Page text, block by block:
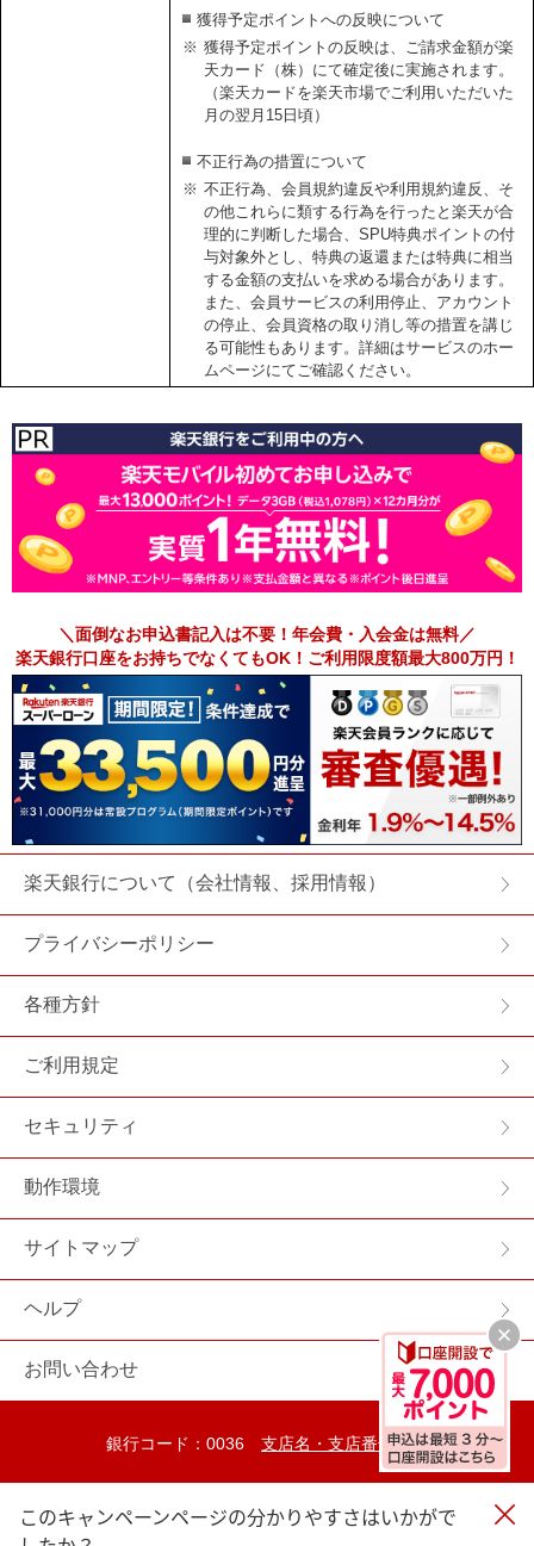
獲得予定ポイントへの反映について
※ 獲得予定ポイントの反映は、ご請求金額が楽
天カード（株）にて確定後に実施されます。
（楽天カードを楽天市場でご利用いただいた
月の翌月15日頃）
不正行為の措置について
※ 不正行為、会員規約違反や利用規約違反、そ
の他これらに類する行為を行ったと楽天が合
理的に判断した場合、SPU特典ポイントの付
与対象外とし、特典の返還または特典に相当
する金額の支払いを求める場合があります。
また、会員サービスの利用停止、アカウント
の停止、会員資格の取り消し等の措置を講じ
る可能性もあります。詳細はサービスのホー
ムページにてご確認ください。
＼面倒なお申込書記入は不要！年会費・入会金は無料／
楽天銀行口座をお持ちでなくてもOK！ご利用限度額最大800万円！
楽天銀行について （会社情報、採用情報）
プライバシーポリシー
各種方針
ご利用規定
セキュリティ
動作環境
サイトマップ
ヘルプ
お問い合わせ
銀行コード：0036 支店名・支店番号一覧
検索
このキャンペーンページの分かりやすさはいかがで